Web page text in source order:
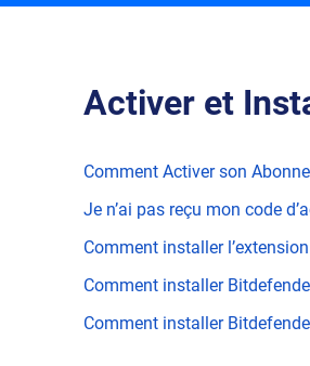
Activer et
Comment Activer son
Je n’ai pas reçu mon code
Comment installer
Comment installer
Comment installer